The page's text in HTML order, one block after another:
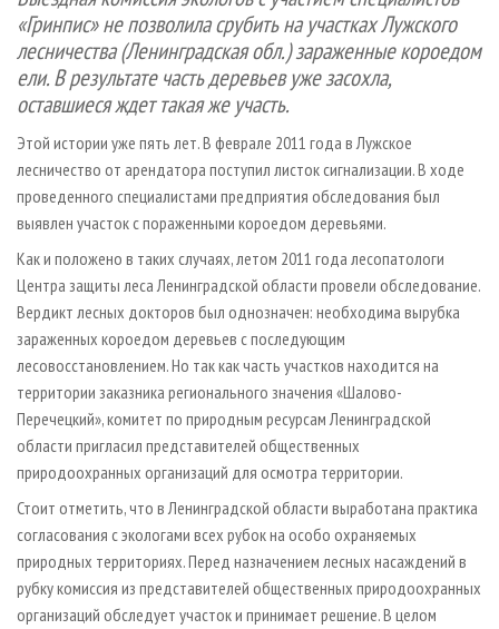
СУШКА ДРЕВЕСИНЫ
ПРОИЗВОДСТВО ДРЕВЕСНЫХ ПЛИТ
ДЕРЕВЯННОЕ ДОМОСТРОЕНИЕ
БИОЭНЕРГЕТИКА
ЦБП
ИНСТРУМЕНТ И МАТЕРИАЛЫ
ПЕРСОНЫ
МОБИЛЬНЫЕ ВЫСТАВКИ
ОФИЦИАЛЬНЫЕ ДЕЛЕГАЦИИ
RUSSIAN FORESTRY REVIEW
ГАЗЕТА ЛЕСПРОМФОРУМ
БИБЛИОТЕКА СПЕЦИАЛИСТА
КОНТАКТЫ
РЕКЛАМА
РЕКЛАМА НА САЙТЕ
«Гринпис» не позволила срубить на участках Лужского
лесничества (Ленинградская обл.) зараженные короедом
ели.В результате часть деревьев уже засохла,
оставшиеся ждет такая же участь.
Этой истории уже пять лет. В феврале 2011 года в Лужское
лесничество от арендатора поступил листок сигнализации. В ходе
проведенного специалистами предприятия обследования был
выявлен участок с пораженными короедом деревьями.
Как и положено в таких случаях, летом 2011 года лесопатологи
Центра защиты леса Ленинградской области провели обследование.
Вердикт лесных докторов был однозначен: необходима вырубка
зараженных короедом деревьев с последующим
лесовосстановлением. Но так как часть участков находится на
территории заказника регионального значения «Шалово-
Перечецкий», комитет по природным ресурсам Ленинградской
области пригласил представителей общественных
природоохранных организаций для осмотра территории.
Стоит отметить, что в Ленинградской области выработана практика
согласования с экологами всех рубок на особо охраняемых
природных территориях. Перед назначением лесных насаждений в
рубку комиссия из представителей общественных природоохранных
организаций обследует участок и принимает решение. В целом